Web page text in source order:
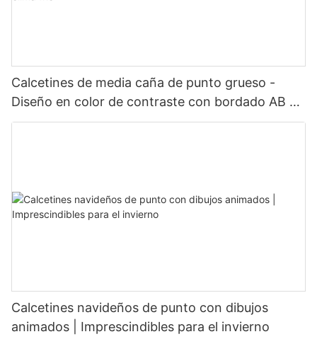
Calcetines de media caña de punto grueso -
Diseño en color de contraste con bordado AB de
huella de perro y gato para clima frío
Calcetines navideños de punto con dibujos
animados | Imprescindibles para el invierno